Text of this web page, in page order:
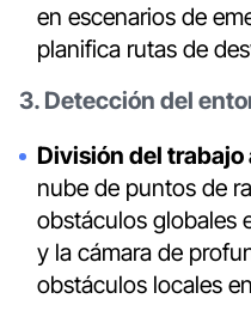
en escenarios de
planifica rutas de
3. Detección del
División del
nube de puntos de
obstáculos globales
y la cámara de
obstáculos locales